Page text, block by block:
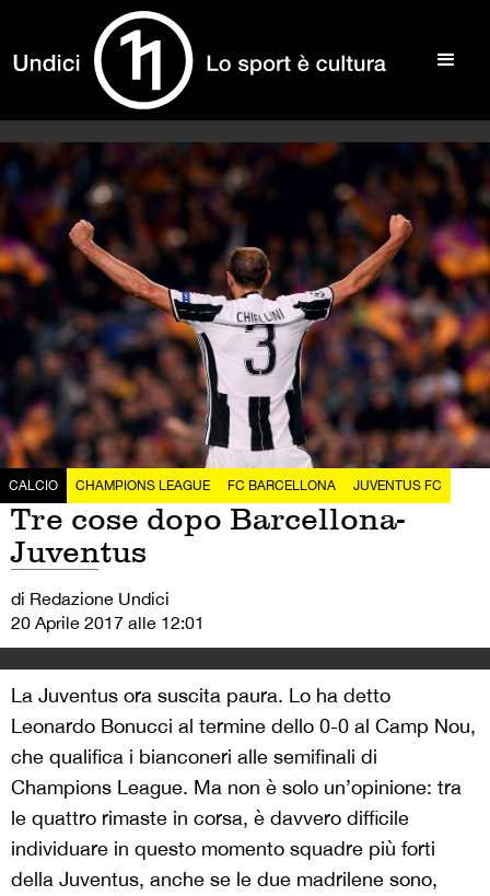
CALCIO CHAMPIONS LEAGUE FC BARCELLONA JUVENTUS FC
Tre cose dopo Barcellona-
Juventus
di Redazione Undici
20 Aprile 2017 alle 12:01
La Juventus ora suscita paura. Lo ha detto
Leonardo Bonucci al termine dello 0-0 al Camp Nou,
che qualifica i bianconeri alle semifinali di
Champions League. Ma non è solo un’opinione: tra
le quattro rimaste in corsa, è davvero difficile
individuare in questo momento squadre più forti
della Juventus, anche se le due madrilene sono,